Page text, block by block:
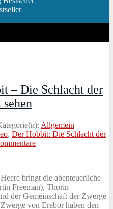
– Die Schlacht der
Allgemein
, Der Hobbit: Die Schlacht der
bringt die abenteuerliche
Freeman), Thorin
der Gemeinschaft der Zwerge
von Erebor haben den